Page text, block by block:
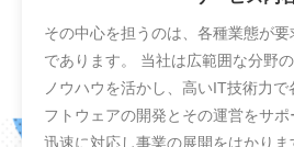
その中心を担うのは、各種業態が
であります。 当社は広範囲な分野
ノウハウを活かし、高いIT技術力
フトウェアの開発とその運営をサ
迅速に対応し事業の展開をはかりま